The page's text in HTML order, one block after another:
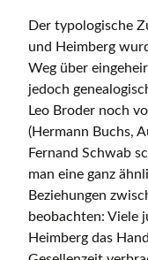
Der typologische
und Heimberg
Weg über
jedoch
Leo Broder noch
(Hermann Buchs,
Fernand Schwab
man eine ganz
Beziehungen
beobachten: Viele
Heimberg das